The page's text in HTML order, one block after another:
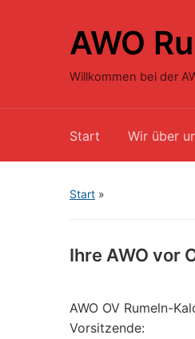
AWO
Willkommen bei der
Start Wir über
Start »
Ihre AWO vor
AWO OV Rumeln-
Vorsitzende: